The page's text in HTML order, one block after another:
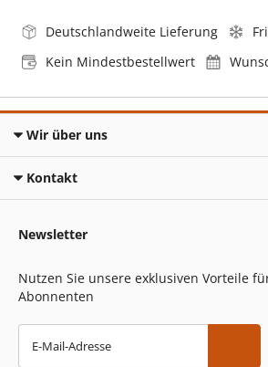
Deutschlandweite Lieferung
Kein Mindestbestellwert
Wir über uns
Kontakt
Newsletter
Nutzen Sie unsere exklusiven Vorteile
Abonnenten
E-Mail-Adresse